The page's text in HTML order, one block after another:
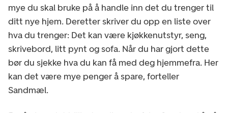
mye du skal bruke på å handle inn det du trenger til
ditt nye hjem. Deretter skriver du opp en liste over
hva du trenger: Det kan være kjøkkenutstyr, seng,
skrivebord, litt pynt og sofa. Når du har gjort dette
bør du sjekke hva du kan få med deg hjemmefra. Her
kan det være mye penger å spare, forteller
Sandmæl.